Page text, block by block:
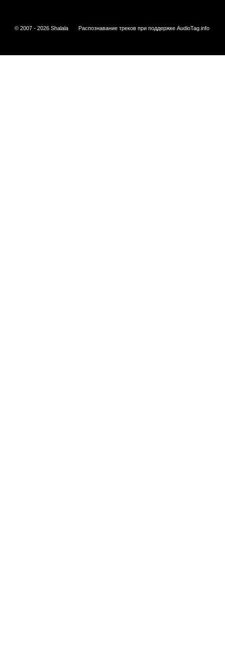
© 2007 - 2026 Shalala Распознавание треков при поддержке AudioTag.info